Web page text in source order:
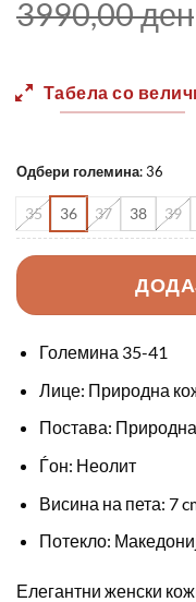
3990,00ден
Табела со
Одбери големина:36
35 36 37 38 39
Големина 35-41
Лице: Природна
Постава:
Ѓон: Неолит
Висина на пета: 7
Потекло:
Елегантни женски